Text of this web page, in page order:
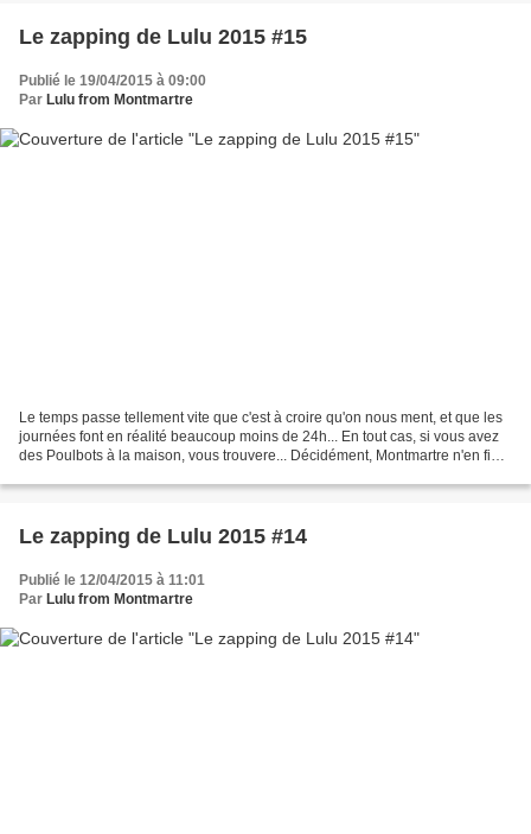
Le zapping de Lulu 2015 #15
Publié le 19/04/2015 à 09:00
Par Lulu from Montmartre
Le temps passe tellement vite que c'est à croire qu'on nous ment, et que les
journées font en réalité beaucoup moins de 24h... En tout cas, si vous avez
des Poulbots à la maison, vous trouvere... Décidément, Montmartre n'en finit
Le zapping de Lulu 2015 #14
Publié le 12/04/2015 à 11:01
Par Lulu from Montmartre